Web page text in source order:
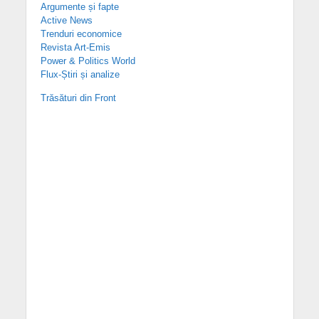
Argumente și fapte
Active News
Trenduri economice
Revista Art-Emis
Power & Politics World
Flux-Știri și analize
Trăsături din Front